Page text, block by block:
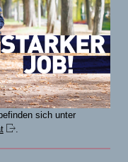
sich unter
.